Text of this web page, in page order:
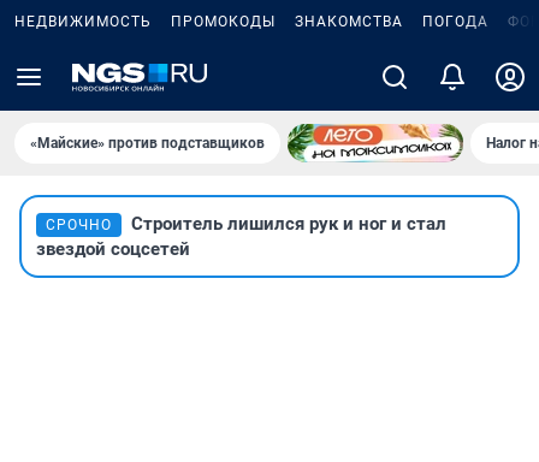
НЕДВИЖИМОСТЬ ПРОМОКОДЫ ЗНАКОМСТВА ПОГОДА
«Майские» против подставщиков Налог
СРОЧНО
Строитель лишился рук и ног и стал
звездой соцсетей